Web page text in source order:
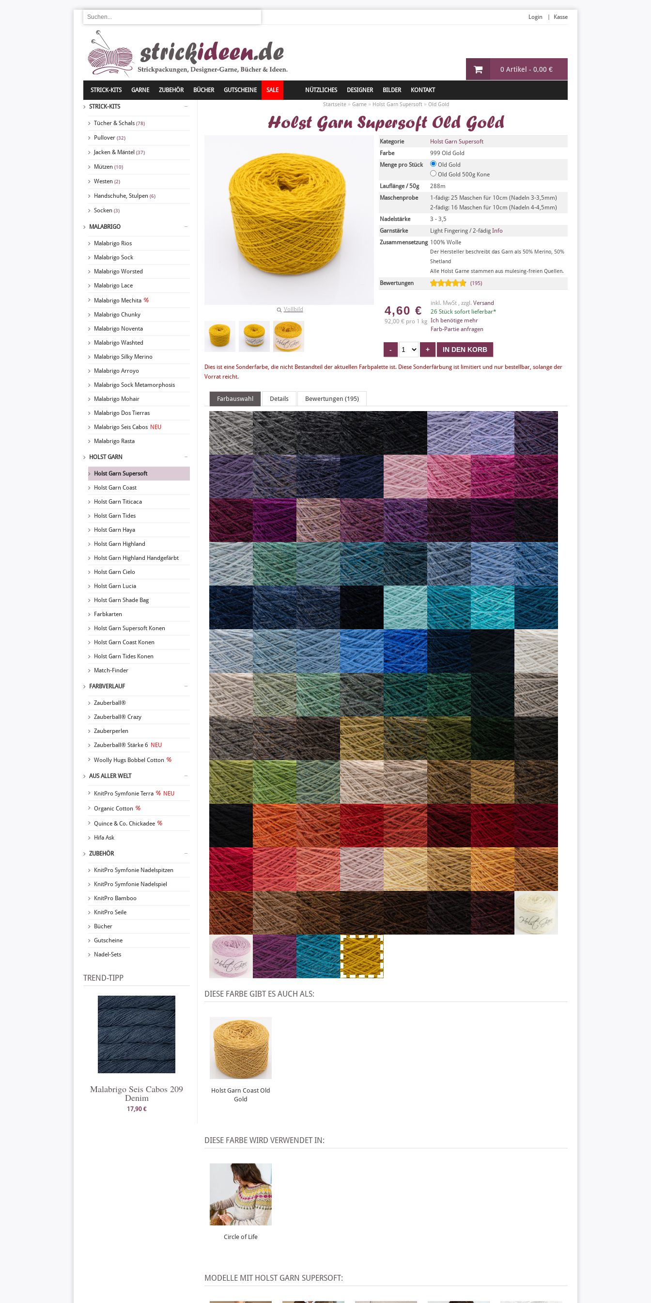
0 Artikel - 0,00 €
Login Kasse
STRICK-KITS GARNE ZUBEHÖR BÜCHER GUTSCHEINE SALE NÜTZLICHES DESIGNER BILDER KONTAKT
STRICK-KITS
Tücher & Schals (78)
Pullover (32)
Jacken & Mäntel (37)
Mützen (10)
Westen (2)
Handschuhe, Stulpen (6)
Socken (3)
MALABRIGO
Malabrigo Rios
Malabrigo Sock
Malabrigo Worsted
Malabrigo Lace
Malabrigo Mechita
Malabrigo Chunky
Malabrigo Noventa
Malabrigo Washted
Malabrigo Silky Merino
Malabrigo Arroyo
Malabrigo Sock Metamorphosis
Malabrigo Mohair
Malabrigo Dos Tierras
Malabrigo Seis Cabos NEU
Malabrigo Rasta
HOLST GARN
Holst Garn Supersoft
Holst Garn Coast
Holst Garn Titicaca
Holst Garn Tides
Holst Garn Haya
Holst Garn Highland
Holst Garn Highland Handgefärbt
Holst Garn Cielo
Holst Garn Lucia
Holst Garn Shade Bag
Farbkarten
Holst Garn Supersoft Konen
Holst Garn Coast Konen
Holst Garn Tides Konen
Match-Finder
FARBVERLAUF
Zauberball®
Zauberball® Crazy
Zauberperlen
Zauberball® Stärke 6 NEU
Woolly Hugs Bobbel Cotton
AUS ALLER WELT
KnitPro Symfonie Terra NEU
Organic Cotton
Quince & Co. Chickadee
Hifa Ask
ZUBEHÖR
KnitPro Symfonie Nadelspitzen
KnitPro Symfonie Nadelspiel
KnitPro Bamboo
KnitPro Seile
Bücher
Gutscheine
Nadel-Sets
TREND-TIPP
Malabrigo Seis Cabos 209
Denim
17,90 €
Startseite » Garne » Holst Garn Supersoft » Old Gold
Holst Garn Supersoft Old Gold
Vollbild
Kategorie
Holst Garn Supersoft
Farbe
999 Old Gold
Menge pro Stück
Old Gold
Old Gold 500g Kone
Lauflänge / 50g
288m
Maschenprobe
1-fädig: 25 Maschen für 10cm (Nadeln 3-3,5mm)
2-fädig: 16 Maschen für 10cm (Nadeln 4-4,5mm)
Nadelstärke
3 - 3,5
Garnstärke
Light Fingering / 2-fädig Info
Zusammensetzung 100% Wolle
Der Hersteller beschreibt das Garn als 50% Merino, 50%
Shetland
Alle Holst Garne stammen aus mulesing-freien Quellen.
Bewertungen (195)
4,60 €
92,00 € pro 1 kg
inkl. MwSt , zzgl. Versand
26 Stück sofort lieferbar*
Ich benötige mehr
Farb-Partie anfragen
Dies ist eine Sonderfarbe, die nicht Bestandteil der aktuellen Farbpalette ist. Diese Sonderfärbung ist limitiert und nur bestellbar, solange der
Vorrat reicht.
Farbauswahl Details Bewertungen (195)
DIESE FARBE GIBT ES AUCH ALS:
Holst Garn Coast Old
Gold
DIESE FARBE WIRD VERWENDET IN:
Circle of Life
MODELLE MIT HOLST GARN SUPERSOFT: